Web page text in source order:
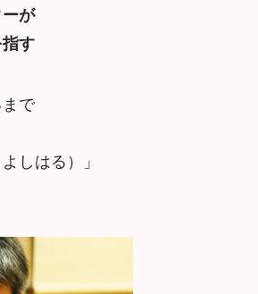
が
す
で
しはる）」